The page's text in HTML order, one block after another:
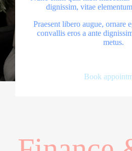
dignissim, vitae
Praesent libero augue, ornare
convallis eros a ante
metus.
Book